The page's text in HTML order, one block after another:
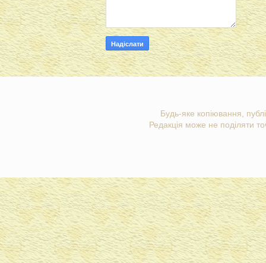
Будь-яке копіювання,
Редакція може не поділяти